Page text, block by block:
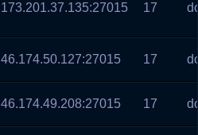
173.201.37.135:27015 17
46.174.50.127:27015 17
46.174.49.208:27015 17